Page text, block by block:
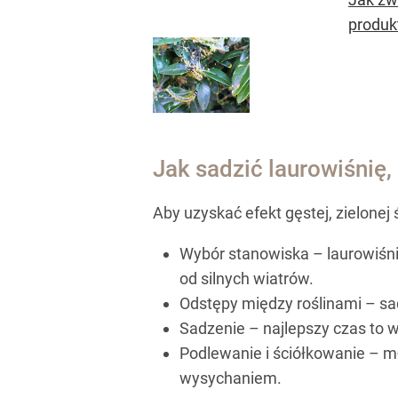
Jak sadzić
Aby uzyskać efekt gęstej, zielonej
Wybór stanowiska –
od silnych wiatrów.
Odstępy między roślinami –
Sadzenie – najlepszy czas to
Podlewanie i ściółkowanie –
wysychaniem.